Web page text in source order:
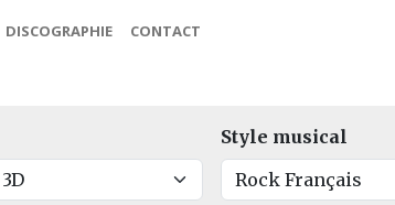
DISCOGRAPHIE CONTACT
Style musical